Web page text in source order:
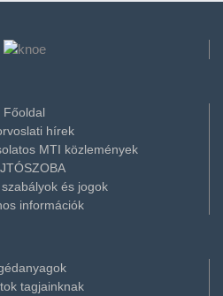
Főoldal
hírek
MTI közlemények
és jogok
információk
tagjainknak